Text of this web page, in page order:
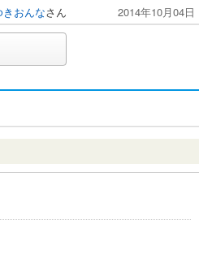
きおんなさん 2014年10月04日